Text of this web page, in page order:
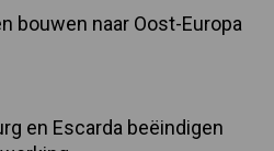
bouwen naar Oost-Europa
en Escarda beëindigen